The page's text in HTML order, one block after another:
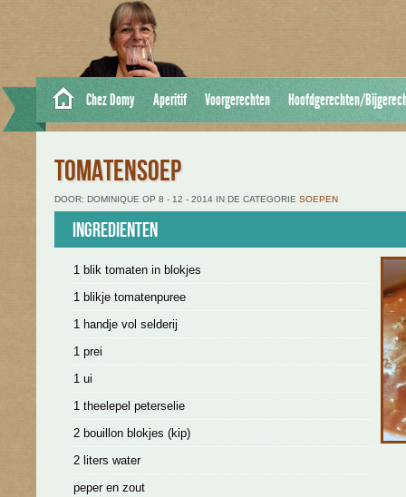
Chez Domy Aperitif Voorgerechten Hoofdgerechten/
TOMATENSOEP
DOOR: DOMINIQUE OP 8 - 12 - 2014 IN DE CATEGORIE SOEPEN
Ingredienten
1 blik tomaten in blokjes
1 blikje tomatenpuree
1 handje vol selderij
1 prei
1 ui
1 theelepel peterselie
2 bouillon blokjes (kip)
2 liters water
peper en zout